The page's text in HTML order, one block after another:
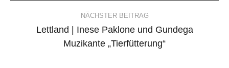
NÄCHSTER BEITRAG
Lettland | Inese Paklone und Gundega
Muzikante „Tierfütterung“